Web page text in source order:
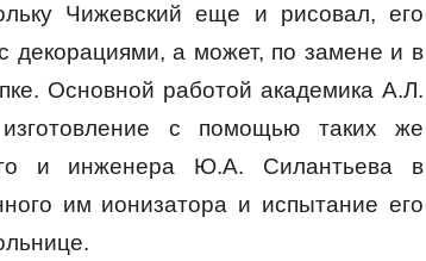
Чижевский еще и рисовал, его
декорациями, а может, по замене и в
Основной работой академика А.Л.
с помощью таких же
и инженера Ю.А. Силантьева в
им ионизатора и испытание его